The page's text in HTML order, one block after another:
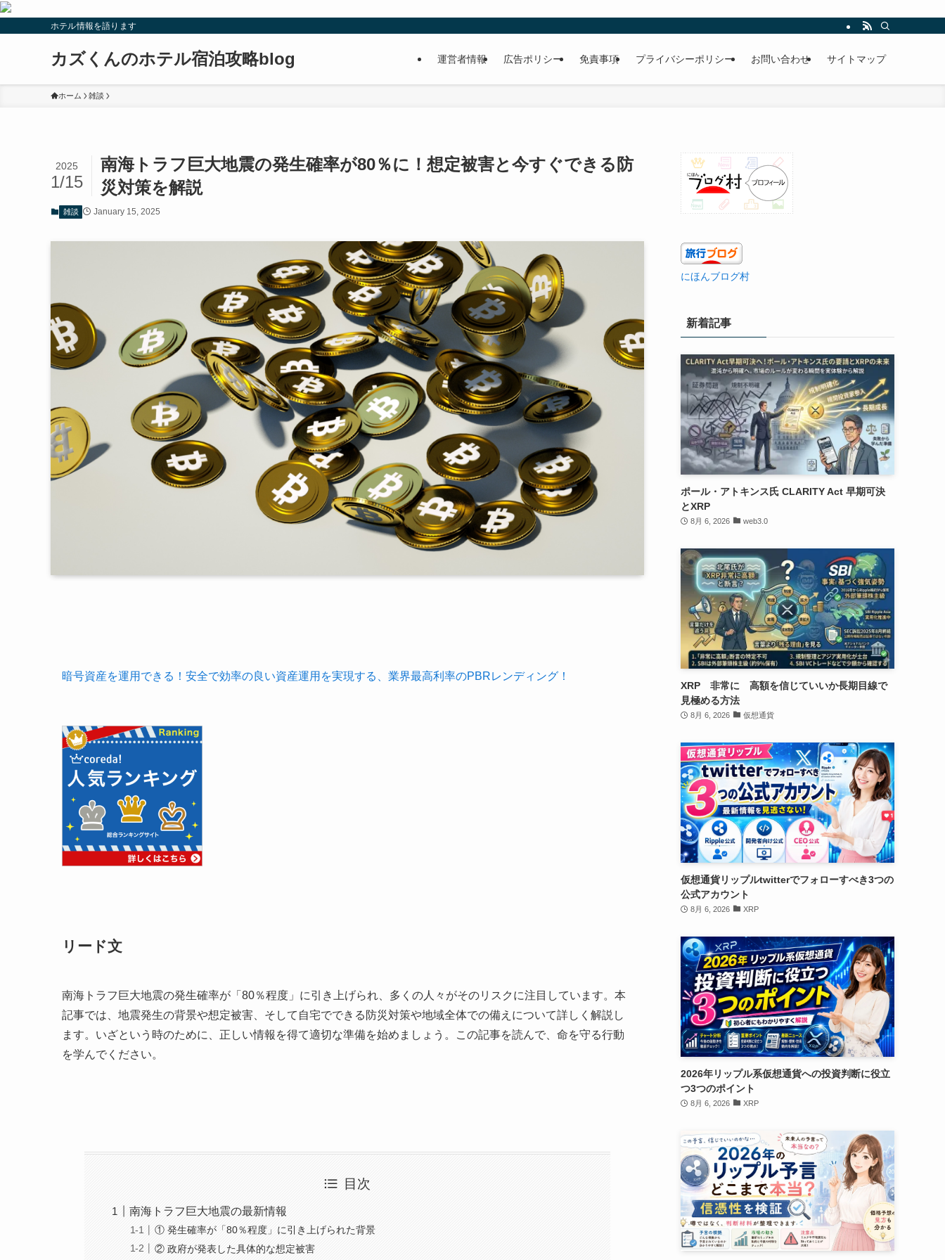
ホテル情報を語ります
カズくんのホテル宿泊攻略blog 運営者情報 広告ポリシー 免責事項 プライバシーポリシー お問い合わせ サイトマップ
ホーム 雑談
南海トラフ巨大地震の発生確率が80％に！想定被害と今すぐできる防
災対策を解説
2025
1/15
雑談 January 15, 2025
暗号資産を運用できる！安全で効率の良い資産運用を実現する、業界最高利率のPBRレンディング！
リード文
南海トラフ巨大地震の発生確率が「80％程度」に引き上げられ、多くの人々がそのリスクに注目しています。本
記事では、地震発生の背景や想定被害、そして自宅でできる防災対策や地域全体での備えについて詳しく解説し
ます。いざという時のために、正しい情報を得て適切な準備を始めましょう。この記事を読んで、命を守る行動
を学んでください。
目次
南海トラフ巨大地震の最新情報
① 発生確率が「80％程度」に引き上げられた背景
② 政府が発表した具体的な想定被害
にほんブログ村
新着記事
ポール・アトキンス氏 CLARITY Act 早期可決
とXRP
8月 6, 2026 web3.0
XRP 非常に 高額を信じていいか長期目線で
見極める方法
8月 6, 2026 仮想通貨
仮想通貨リップルtwitterでフォローすべき3つの
公式アカウント
8月 6, 2026 XRP
2026年リップル系仮想通貨への投資判断に役立
つ3つのポイント
8月 6, 2026 XRP